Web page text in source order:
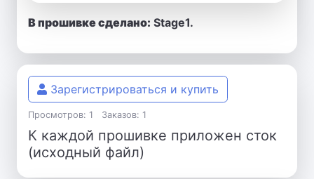
В прошивке сделано: Stage1.
Зарегистрироваться и купить
Просмотров: 1 Заказов: 1
К каждой прошивке приложен сток
(исходный файл)